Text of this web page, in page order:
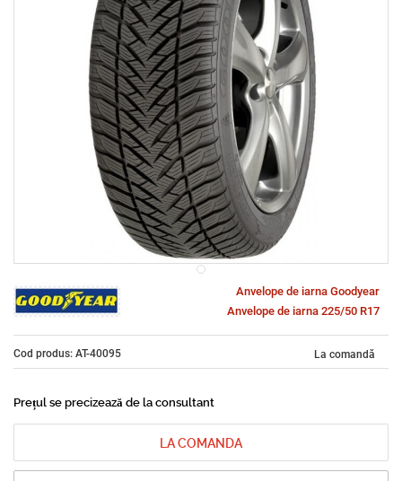
Anvelope de iarna Goodyear
Anvelope de iarna 225/50 R17
Cod produs: AT-40095 La comandă
Prețul se precizează de la consultant
LA COMANDA